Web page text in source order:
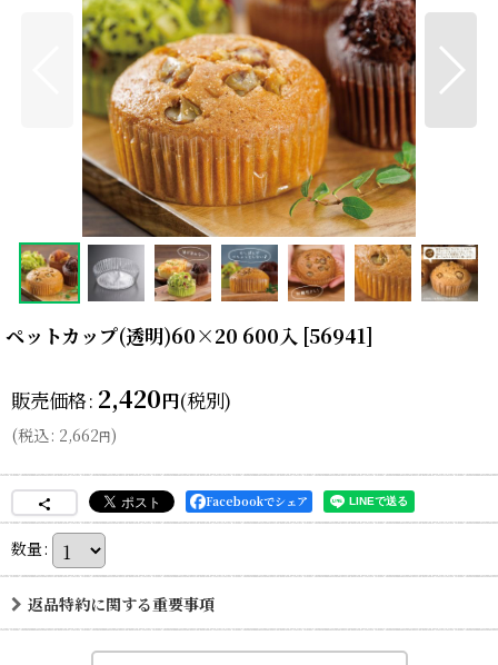
ペットカップ(透明)60×20 600入 [56941]
販売価格: 2,420円(税別)
(税込: 2,662円)
Facebookでシェア
数量:
返品特約に関する重要事項